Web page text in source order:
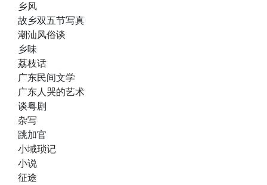
乡风
故乡双五节写真
潮汕风俗谈
乡味
荔枝话
广东民间文学
广东人哭的艺术
谈粤剧
杂写
跳加官
小域琐记
小说
征途